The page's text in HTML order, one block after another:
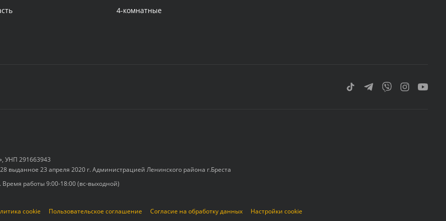
4-комнатные
УНП 291663943
выданное 23 апреля 2020 г. Администрацией Ленинского района г.Бреста
Время работы 9:00-18:00 (вс-выходной)
cookie Пользовательское соглашение Согласие на обработку данных Настройки cookie